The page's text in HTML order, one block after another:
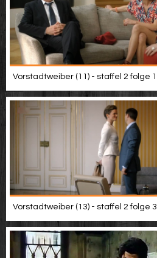
Vorstadtweiber (11) - staffel 2 folge 1
Vorstadtweiber (13) - staffel 2 folge 3